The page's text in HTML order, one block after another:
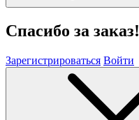
Спасибо за заказ!
Зарегистрироваться Войти